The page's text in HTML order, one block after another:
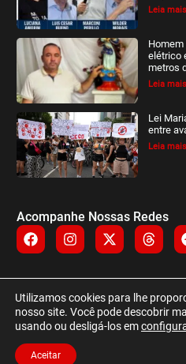
Leia
elétrico
metros
Leia
Lei
entre
Leia
Acompanhe Nossas Redes
NIQUELÂNDIA NEWS © TODOS
CNPJ: 51.563.144/
Utilizamos cookies para lhe
nosso site. Você pode descobrir
usando ou desligá-los em
Aceitar